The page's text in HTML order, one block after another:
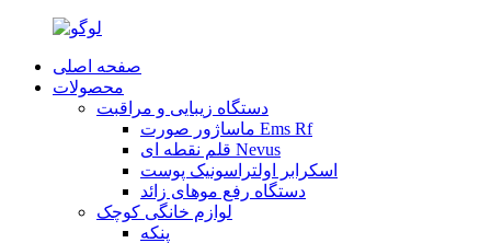
صفحه اصلی
محصولات
دستگاه زیبایی و مراقبت
ماساژور صورت Ems Rf
قلم نقطه ای Nevus
اسکرابر اولتراسونیک پوست
دستگاه رفع موهای زائد
لوازم خانگی کوچک
پنکه